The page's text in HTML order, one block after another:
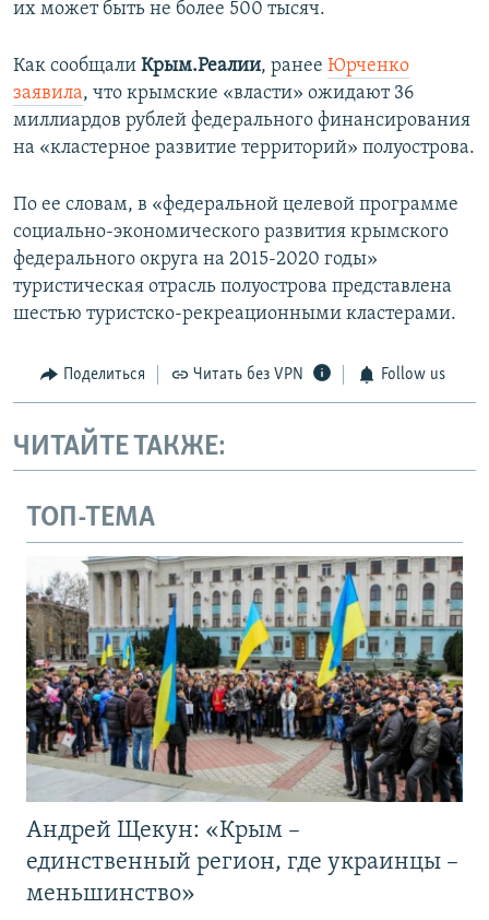
их может быть не более 500 тысяч.
Как сообщали Крым.Реалии, ранее Юрченко
заявила, что крымские «власти» ожидают 36
миллиардов рублей федерального финансирования
на «кластерное развитие территорий» полуострова.
По ее словам, в «федеральной целевой программе
социально-экономического развития крымского
федерального округа на 2015-2020 годы»
туристическая отрасль полуострова представлена
шестью туристско-рекреационными кластерами.
Поделиться Читать без VPN Follow us
ЧИТАЙТЕ ТАКЖЕ:
ТОП-ТЕМА
Андрей Щекун: «Крым –
единственный регион, где украинцы –
меньшинство»